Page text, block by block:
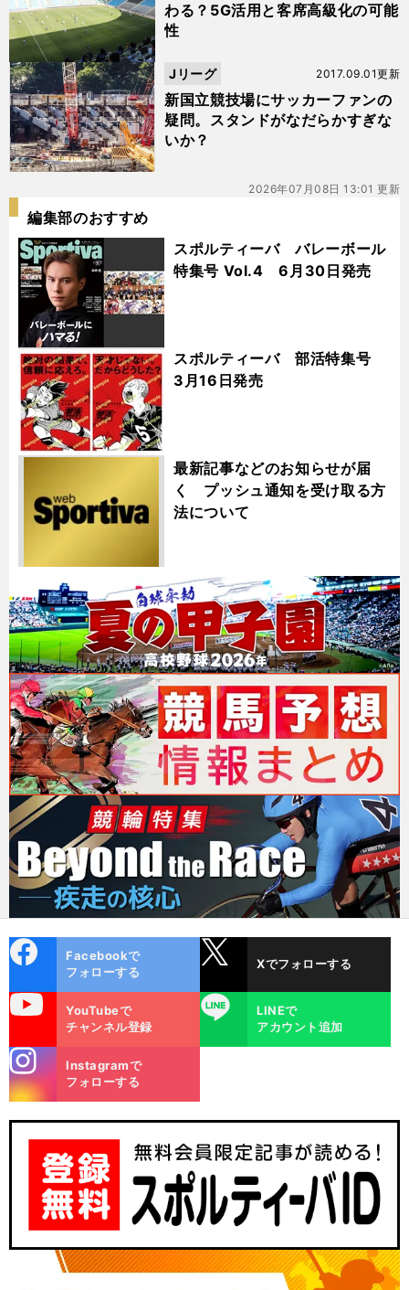
わる？5G活用と客席高級化の可能
性
新国立競技場にサッカーファンの
疑問。スタンドがなだらかすぎな
いか？
2017.09.01更新
Jリーグ
2026年07月08日 13:01 更新
編集部のおすすめ
スポルティーバ バレーボール
特集号 Vol.4 6月30日発売
スポルティーバ 部活特集号
3月16日発売
最新記事などのお知らせが届
く プッシュ通知を受け取る方
法について
ok
Facebookで
フォローする
Xでフォローする
YouTubeで
チャンネル登録
LINE
LINEで
アカウント追加
m
Instagramで
フォローする